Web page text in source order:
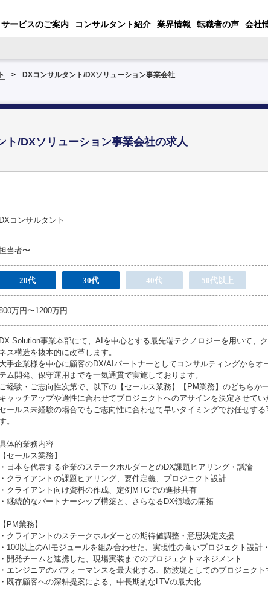
サービスのご案内 コンサルタント紹介 業界情報 転職者の声 会社
DXコンサルタント/DXソリューション事業会社
ト/DXソリューション事業会社の求人
DXコンサルタント
当者〜
20代 30代 40代 50代以上
万円〜1200万円
DX Solution事業本部にて、AIを中心とする最先端テクノロジーを用いて、
ネス構造を抜本的に改革します。
大手企業様を中心に顧客のDX/AIパートナーとしてコンサルティングからオ
テム開発、保守運用までを一気通貫で実施しております。
ご経験・ご志向性次第で、以下の【セールス業務】【PM業務】のどちらか
キャッチアップや適性に合わせてプロジェクトへのアサインを決定させてい
セールス未経験の場合でもご志向性に合わせて早いタイミングでお任せする
。
体的業務内容
【セールス業務】
・日本を代表する企業のステークホルダーとのDX課題ヒアリング・議論
・クライアントの課題ヒアリング、要件定義、プロジェクト設計
・クライアント向け資料の作成、定例MTGでの進捗共有
・継続的なパートナーシップ構築と、さらなるDX領域の開拓
【PM業務】
・クライアントのステークホルダーとの期待値調整・意思決定支援
・100以上のAIモジュールを組み合わせた、実現性の高いプロジェクト設計
・開発チームと連携した、現場実装までのプロジェクトマネジメント
・エンジニアのパフォーマンスを最大化する、防波堤としてのプロジェクト
・既存顧客への深耕提案による、中長期的なLTVの最大化